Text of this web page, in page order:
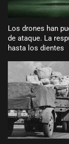
Los drones han
de ataque. La
hasta los dientes